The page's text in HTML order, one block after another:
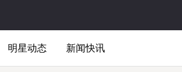
明星动态 新闻快讯